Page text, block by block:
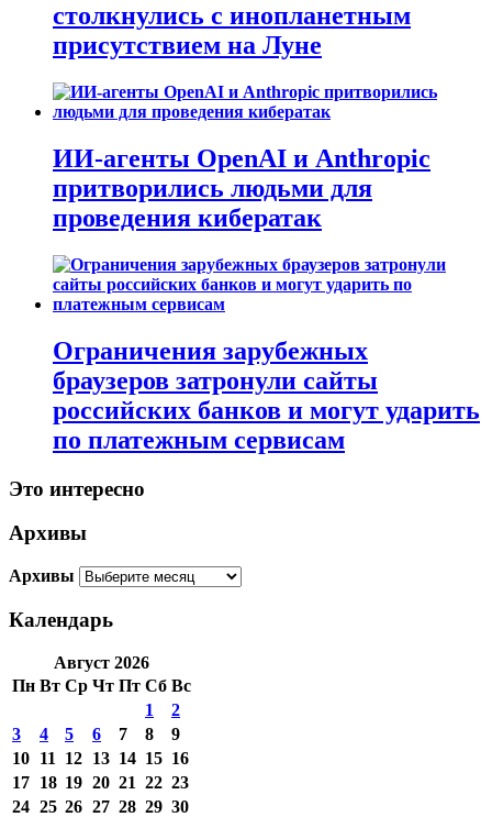
столкнулись с инопланетным
присутствием на Луне
ИИ-агенты OpenAI и Anthropic
притворились людьми для
проведения кибератак
Ограничения зарубежных
браузеров затронули сайты
российских банков и могут ударить
по платежным сервисам
Это интересно
Архивы
Архивы
Календарь
Август 2026
Пн Вт Ср Чт Пт Сб Вс
1
2
3
4 5 6 7 8
9
10 11 12 13 14 15 16
17 18 19 20 21 22 23
24 25 26 27 28 29 30